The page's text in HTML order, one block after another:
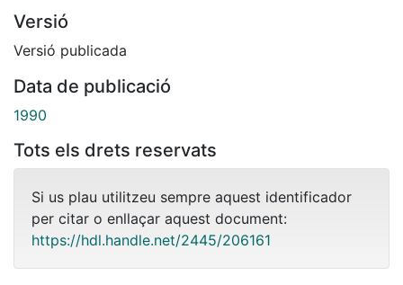
Versió
Versió publicada
Data de publicació
1990
Tots els drets reservats
Si us plau utilitzeu sempre aquest identificador
per citar o enllaçar aquest document:
https://hdl.handle.net/2445/206161